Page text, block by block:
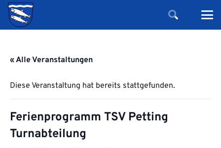
« Alle Veranstaltungen
Diese Veranstaltung hat bereits stattgefunden.
Ferienprogramm TSV Petting
Turnabteilung